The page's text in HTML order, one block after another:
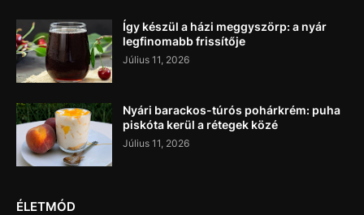
Így készül a házi meggyszörp: a nyár
legfinomabb frissítője
Július 11, 2026
Nyári barackos-túrós pohárkrém: puha
piskóta kerül a rétegek közé
Július 11, 2026
ÉLETMÓD